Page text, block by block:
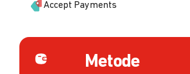
Accept Payments
Metode